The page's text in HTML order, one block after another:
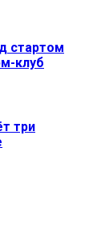
стартом
клуб
три